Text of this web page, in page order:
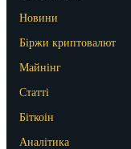
Новини
Біржи криптовалют
Майнінг
Статті
Біткоін
Аналітика